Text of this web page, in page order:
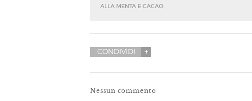
ALLA MENTA E CACAO
CONDIVIDI
Nessun commento